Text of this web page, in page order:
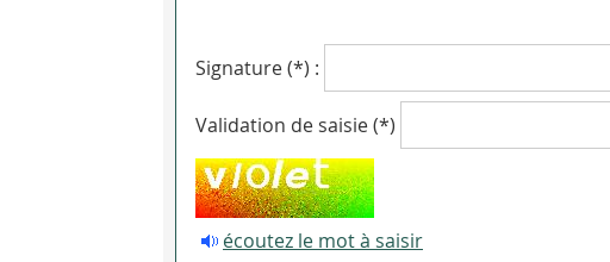
Signature (*) :
Validation de saisie (*)
écoutez le mot à saisir